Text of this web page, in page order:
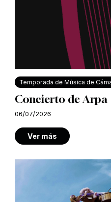
Temporada de Música de
Concierto de Arpa
06/07/2026
Ver más